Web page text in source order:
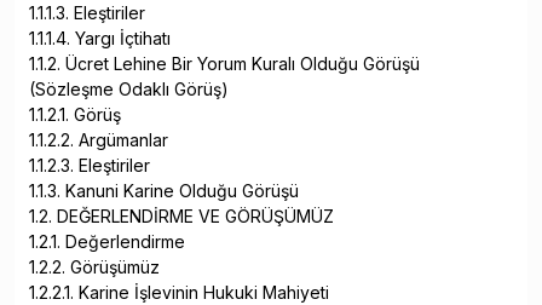
1.1.1.3. Eleştiriler
1.1.1.4. Yargı İçtihatı
1.1.2. Ücret Lehine Bir Yorum Kuralı Olduğu Görüşü
(Sözleşme Odaklı Görüş)
1.1.2.1. Görüş
1.1.2.2. Argümanlar
1.1.2.3. Eleştiriler
1.1.3. Kanuni Karine Olduğu Görüşü
1.2. DEĞERLENDİRME VE GÖRÜŞÜMÜZ
1.2.1. Değerlendirme
1.2.2. Görüşümüz
1.2.2.1. Karine İşlevinin Hukuki Mahiyeti